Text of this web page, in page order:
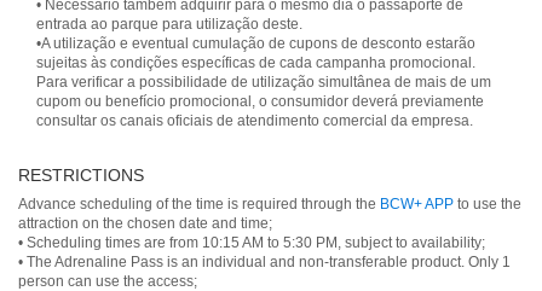
• Necessário também adquirir para o mesmo dia o passaporte de
entrada ao parque para utilização deste.
•A utilização e eventual cumulação de cupons de desconto estarão
sujeitas às condições específicas de cada campanha promocional.
Para verificar a possibilidade de utilização simultânea de mais de um
cupom ou benefício promocional, o consumidor deverá previamente
consultar os canais oficiais de atendimento comercial da empresa.
RESTRICTIONS
Advance scheduling of the time is required through the BCW+ APP to use the
attraction on the chosen date and time;
• Scheduling times are from 10:15 AM to 5:30 PM, subject to availability;
• The Adrenaline Pass is an individual and non-transferable product. Only 1
person can use the access;